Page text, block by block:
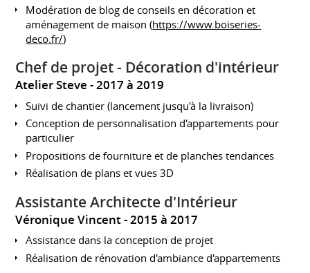
Modération de blog de conseils en décoration et
aménagement de maison (https://www.boiseries-
deco.fr/)
Chef de projet - Décoration d'intérieur
Atelier Steve 2017 à 2019
Suivi de chantier (lancement jusqu'à la livraison)
Conception de personnalisation d'appartements pour
particulier
Propositions de fourniture et de planches tendances
Réalisation de plans et vues 3D
Assistante Architecte d'Intérieur
Véronique Vincent 2015 à 2017
Assistance dans la conception de projet
Réalisation de rénovation d'ambiance d'appartements